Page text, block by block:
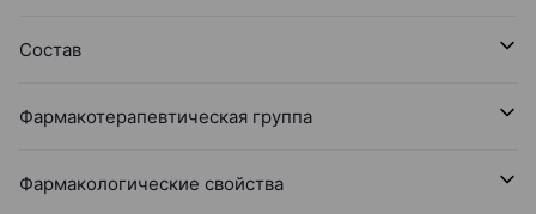
Состав
Фармакотерапевтическая группа
Фармакологические свойства